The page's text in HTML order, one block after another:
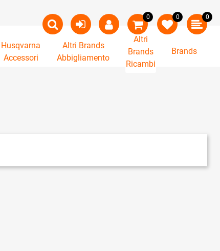
0 0 0
Husqvarna
Accessori
Altri Brands
Abbigliamento
Altri
Brands
Ricambi
Brands